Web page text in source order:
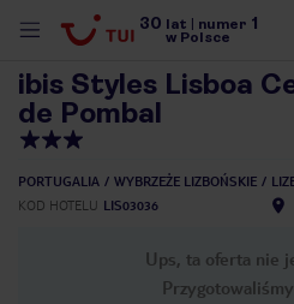
30 lat numer 1
w Polsce
ibis Styles Lisboa
de Pombal
PORTUGALIA WYBRZEŻE LIZBOŃSKIE
KOD HOTELU LIS03036
Ups, ta oferta nie